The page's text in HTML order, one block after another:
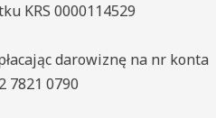
KRS 0000114529
darowiznę na nr konta
7821 0790